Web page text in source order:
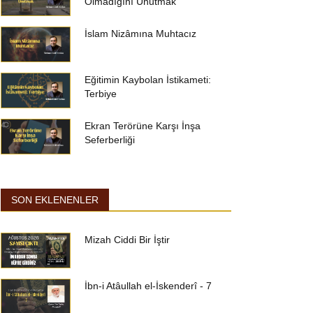
İslam Nizâmına Muhtacız
Eğitimin Kaybolan İstikameti:
Terbiye
Ekran Terörüne Karşı İnşa
Seferberliği
SON EKLENENLER
Mizah Ciddi Bir İştir
İbn-i Atâullah el-İskenderî - 7